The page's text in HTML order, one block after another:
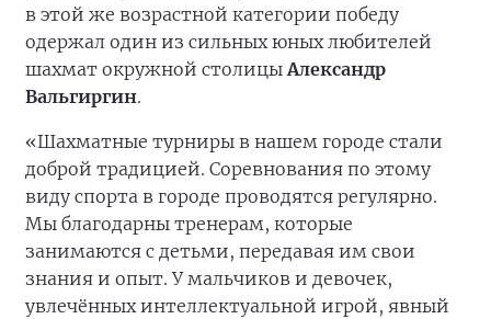
в этой же возрастной категории победу
одержал один из сильных юных любителей
шахмат окружной столицыАлександр
Вальгиргин.
«Шахматные турниры в нашем городе стали
доброй традицией. Соревнования по этому
виду спорта в городе проводятся регулярно.
Мы благодарны тренерам, которые
занимаются с детьми, передавая им свои
знания и опыт. У мальчиков и девочек,
увлечённых интеллектуальной игрой, явный